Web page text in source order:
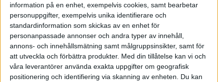
information på en enhet, exempelvis cookies, samt bearbetar
personuppgifter, exempelvis unika identifierare och
standardinformation som skickas av en enhet för
personanpassade annonser och andra typer av innehåll,
annons- och innehållsmätning samt målgruppsinsikter, samt för
att utveckla och förbättra produkter. Med din tillåtelse kan vi och
våra leverantörer använda exakta uppgifter om geografisk
positionering och identifiering via skanning av enheten. Du kan
Elbilens nyhetsbrev
Håll dig uppdaterad om de senaste nyheterna!